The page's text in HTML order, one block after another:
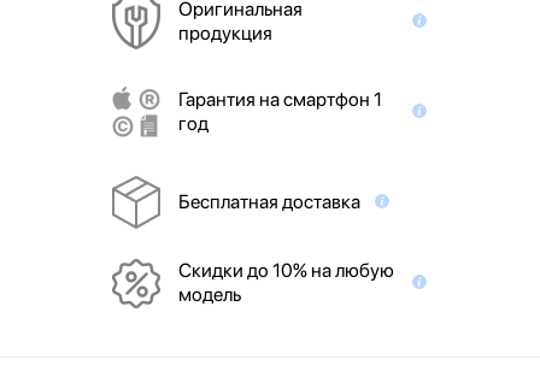
Оригинальная
продукция
Гарантия на смартфон 1
год
Бесплатная доставка
Скидки до 10% на любую
модель